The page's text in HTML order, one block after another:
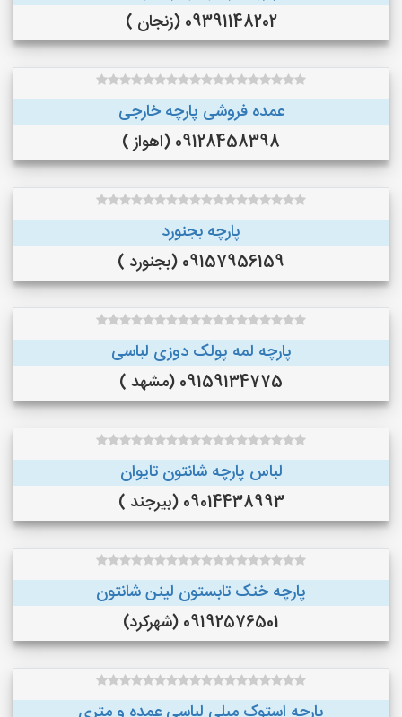
09391148202 (زنجان )
عمده فروشی پارچه خارجی
09128458398 (اهواز )
پارچه بجنورد
09157956159 (بجنورد )
پارچه لمه پولک دوزی لباسی
09159134775 (مشهد )
لباس پارچه شانتون تایوان
09014438993 (بیرجند )
پارچه خنک تابستون لینن شانتون
09192576501 (شهرکرد)